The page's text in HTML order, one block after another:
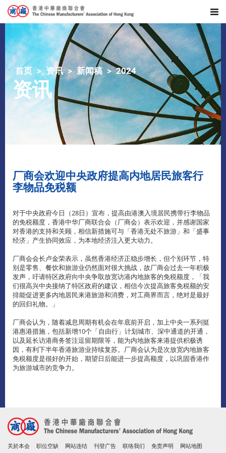
首页 资讯 新闻稿 2024
资讯
厂商会欢迎中央政府提高内地居民旅客行
李物品免税额
对于中央政府今日（28日）宣布，提高由港澳入境居民携带行李物品
的免税额度，香港中华厂商联合会（厂商会）表示欢迎，并感谢国家
对香港的支持和关顾，相信新措施可与「香港无处不旅游」和「盛事
经济」产生协同效应，为本地经济注入更大动力。
厂商会会长卢金荣表示，虽然香港经济正稳步增长，但个别环节，特
别是零售、餐饮和旅游业仍然面对很大挑战，故厂商会过去一年积极
发声，吁请特区政府向中央争取放宽访港内地旅客的免税额度，「我
们很高兴中央接纳了特区政府的建议，相信今次提高旅客免税额的安
排能促进更多内地居民来港旅游和消费，对工商界而言，绝对是最好
的回归礼物。」
厂商会认为，随着减息周期有机会在年底前开启，加上中央一系列挺
港惠港措施，包括新增10个「自由行」计划城市、深中通道的开通，
以及延长访港商务签注逗留期限等，能为内地旅客来港提供积极诱
因，有利下半年香港旅游业持续复苏。厂商会认为是次放宽内地旅客
免税额度是很好的开始，期望日后能进一步提高额度，以巩固香港作
为旅游城市的竞争力。
关於本会 职位空缺 网站连结 刊登广告 联络我们 免责声明 网站地图